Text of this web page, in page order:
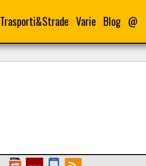
Trasporti&Strade Varie Blog @